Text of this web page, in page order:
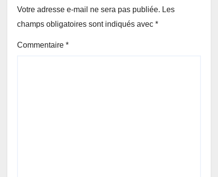
Votre adresse e-mail ne sera pas publiée. Les
champs obligatoires sont indiqués avec *
Commentaire *